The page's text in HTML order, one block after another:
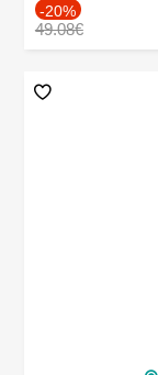
-20%
49.08€